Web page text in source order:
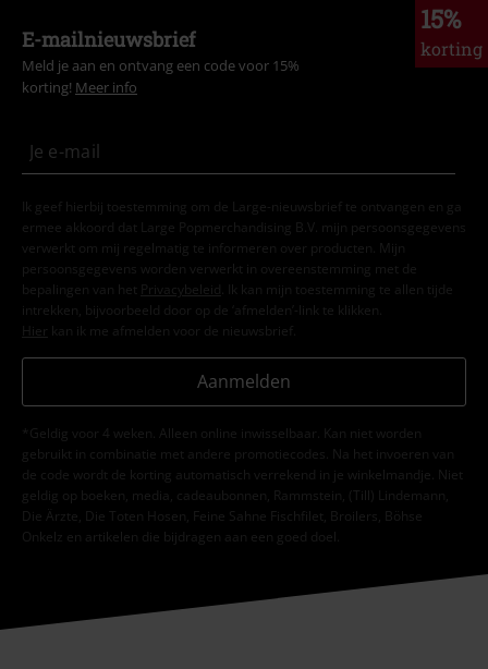
15%
korting
E-mailnieuwsbrief
Meld je aan en ontvang een code voor 15%
korting! Meer info
Ik geef hierbij toestemming om de Large-nieuwsbrief te ontvangen en ga
ermee akkoord dat Large Popmerchandising B.V. mijn persoonsgegevens
verwerkt om mij regelmatig te informeren over producten. Mijn
persoonsgegevens worden verwerkt in overeenstemming met de
bepalingen van het
Privacybeleid . Ik kan mijn toestemming te allen tijde
intrekken, bijvoorbeeld door op de ‘afmelden’-link te klikken.
Hier kan ik me afmelden voor de nieuwsbrief.
Aanmelden
*Geldig voor 4 weken. Alleen online inwisselbaar. Kan niet worden
gebruikt in combinatie met andere promotiecodes. Na het invoeren van
de code wordt de korting automatisch verrekend in je winkelmandje. Niet
geldig op boeken, media, cadeaubonnen, Rammstein, (Till) Lindemann,
Die Ärzte, Die Toten Hosen, Feine Sahne Fischfilet, Broilers, Böhse
Onkelz en artikelen die bijdragen aan een goed doel.